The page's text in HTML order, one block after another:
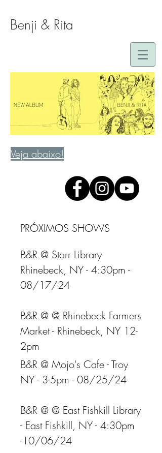
Benji & Rita
Veja abaixo!
PRÓXIMOS SHOWS​​
B&R @ Starr Library
Rhinebeck, NY - 4:30pm -
08/17/24
B&R @ @ Rhinebeck Farmers
Market - Rhinebeck, NY 12-
2pm
B&R @ Mojo's Cafe - Troy
NY - 3-5pm - 08/25/24
B&R @ @ East Fishkill Library
- East Fishkill, NY - 4:30pm
-10/06/24